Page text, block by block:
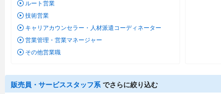
ルート営業
技術営業
キャリアカウンセラー・人材派遣コーディネーター
営業管理・営業マネージャー
その他営業職
販売員・サービススタッフ系 でさらに絞り込む